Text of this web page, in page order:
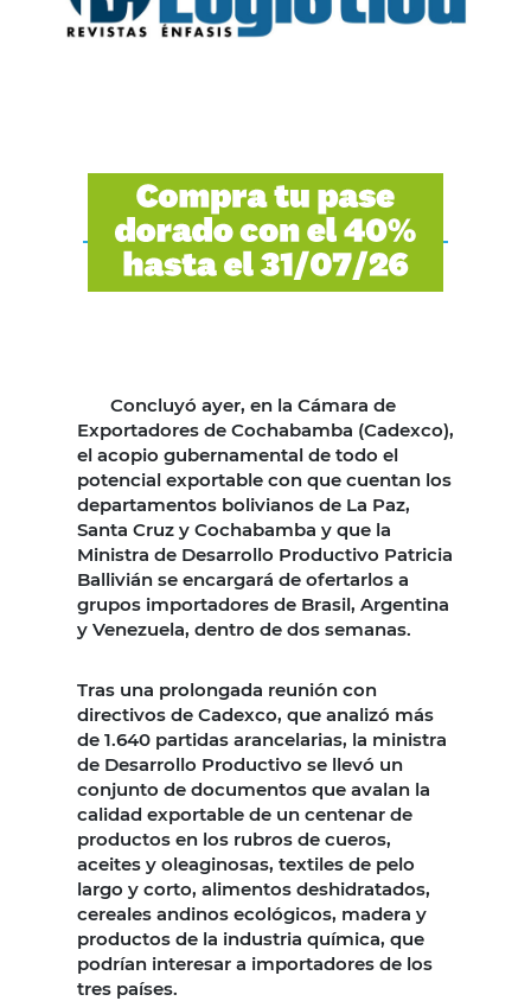
Concluyó ayer, en la Cámara de
Exportadores de Cochabamba (Cadexco),
el acopio gubernamental de todo el
potencial exportable con que cuentan los
departamentos bolivianos de La Paz,
Santa Cruz y Cochabamba y que la
Ministra de Desarrollo Productivo Patricia
Ballivián se encargará de ofertarlos a
grupos importadores de Brasil, Argentina
y Venezuela, dentro de dos semanas.
Tras una prolongada reunión con
directivos de Cadexco, que analizó más
de 1.640 partidas arancelarias, la ministra
de Desarrollo Productivo se llevó un
conjunto de documentos que avalan la
calidad exportable de un centenar de
productos en los rubros de cueros,
aceites y oleaginosas, textiles de pelo
largo y corto, alimentos deshidratados,
cereales andinos ecológicos, madera y
productos de la industria química, que
podrían interesar a importadores de los
tres países.